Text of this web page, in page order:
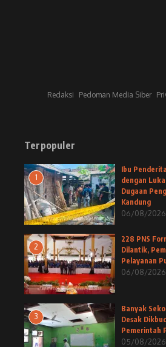
Redaksi Pedoman Media Siber
Terpopuler
1
Ibu
dengan
Dugaan
Kandung
06/08/2026
2
228 PNS
Dilantik,
Pelayanan
06/08/2026
3
Banyak
Desak
Pemerintah
05/08/2026